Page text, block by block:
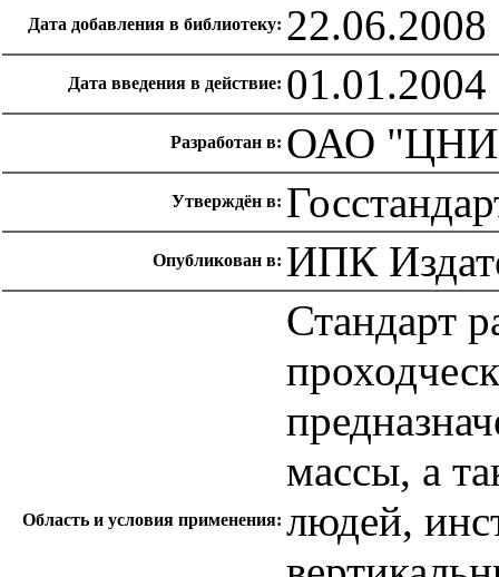
Дата добавления в библиотеку: 22.06.2008
Дата введения в действие: 01.01.2004
Разработан в: ОАО
Утверждён в:
Опубликован в: ИПК
Область и условия применения:
Стандарт
массы, а
людей,